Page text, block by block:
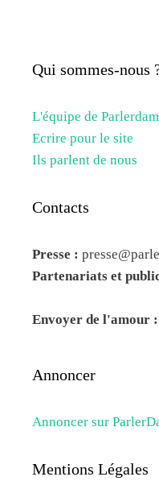
Qui sommes-nous
L'équipe de
Ecrire pour le site
Ils parlent de nous
Contacts
Presse :
Partenariats et
Envoyer de l'amour :
Annoncer
Annoncer sur
Mentions Légales